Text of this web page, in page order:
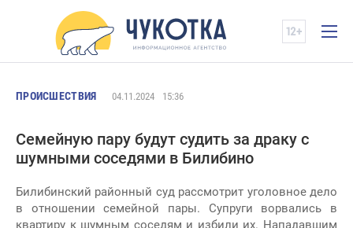
ПРОИСШЕСТВИЯ 04.11.2024 15:36
Семейную пару будут судить за драку с
шумными соседями в Билибино
Билибинский районный суд рассмотрит уголовное дело
в отношении семейной пары. Супруги ворвались в
квартиру к шумным соседям и избили их. Нападавшим